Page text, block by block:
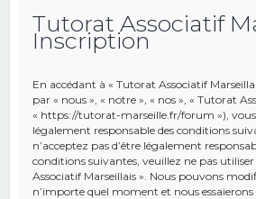
Tutorat Associatif
Inscription
En accédant à « Tutorat Associatif
par « nous », « notre », « nos », « Tutorat
« https://tutorat-marseille.fr/forum »), vous
légalement responsable des conditions
n’acceptez pas d’être légalement
conditions suivantes, veuillez ne pas
Associatif Marseillais ». Nous pouvons
n’importe quel moment et nous